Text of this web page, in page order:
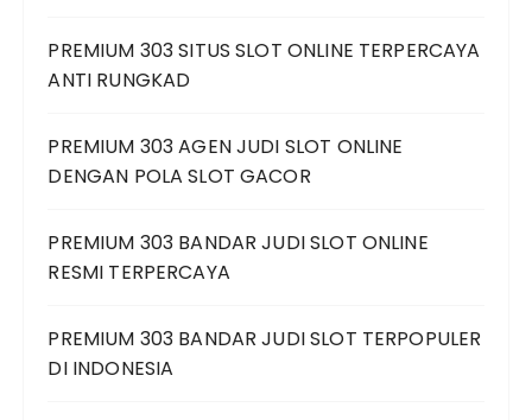
PREMIUM 303 SITUS SLOT ONLINE TERPERCAYA
ANTI RUNGKAD
PREMIUM 303 AGEN JUDI SLOT ONLINE
DENGAN POLA SLOT GACOR
PREMIUM 303 BANDAR JUDI SLOT ONLINE
RESMI TERPERCAYA
PREMIUM 303 BANDAR JUDI SLOT TERPOPULER
DI INDONESIA